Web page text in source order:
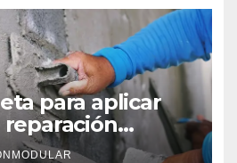
para aplicar